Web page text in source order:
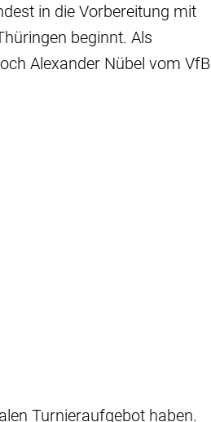
in die Vorbereitung mit
beginnt. Als
Alexander Nübel vom VfB
Turnieraufgebot haben.